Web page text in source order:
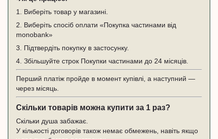
1. Виберіть товар у магазині.
2. Виберіть спосіб оплати «Покупка частинами від
monobank»
3. Підтвердіть покупку в застосунку.
4. Збільшуйте строк Покупки частинами до 24 місяців.
Перший платіж пройде в момент купівлі, а наступний —
через місяць.
Скільки товарів можна купити за 1 раз?
Скільки душа забажає.
У кількості договорів також немає обмежень, навіть якщо